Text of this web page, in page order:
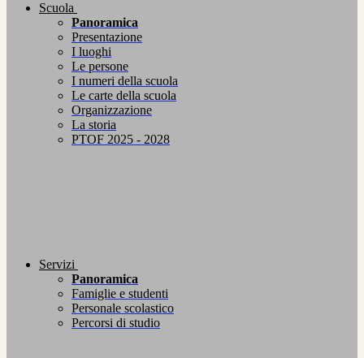
Scuola
Panoramica
Presentazione
I luoghi
Le persone
I numeri della scuola
Le carte della scuola
Organizzazione
La storia
PTOF 2025 - 2028
Servizi
Panoramica
Famiglie e studenti
Personale scolastico
Percorsi di studio